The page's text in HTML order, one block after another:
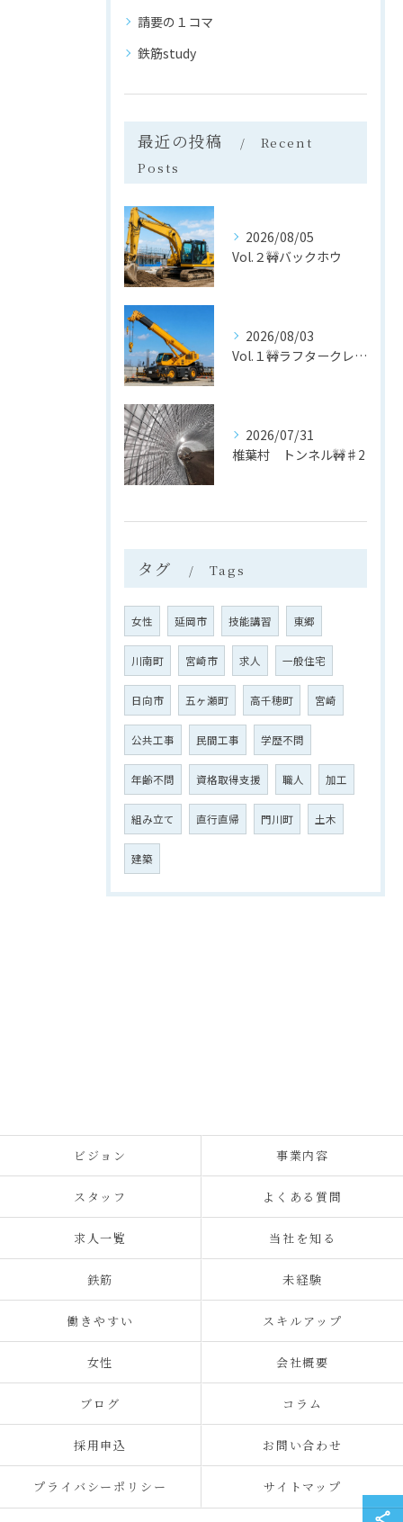
請要の１コマ
鉄筋study
最近の投稿
Recent
Posts
2026/08/05
Vol.２🚧バックホウ
2026/08/03
Vol.１🚧ラフタークレーン
2026/07/31
椎葉村 トンネル🚧♯2
タグ Tags
女性 延岡市 技能講習 東郷
川南町 宮崎市 求人 一般住宅
日向市 五ヶ瀬町 高千穂町 宮崎
公共工事 民間工事 学歴不問
年齢不問 資格取得支援 職人 加工
組み立て 直行直帰 門川町 土木
建築
ビジョン 事業内容
スタッフ よくある質問
求人一覧 当社を知る
鉄筋 未経験
働きやすい スキルアップ
女性 会社概要
ブログ コラム
採用申込 お問い合わせ
プライバシーポリシー サイトマップ